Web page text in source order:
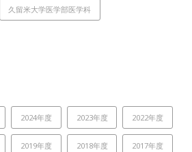
久留米大学医学部医学科
2024年度 2023年度 2022年度
2019年度 2018年度 2017年度